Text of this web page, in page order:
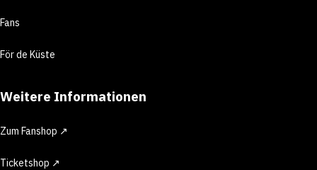
Fans
För de Küste
Weitere Informationen
Zum Fanshop ↗
Ticketshop ↗